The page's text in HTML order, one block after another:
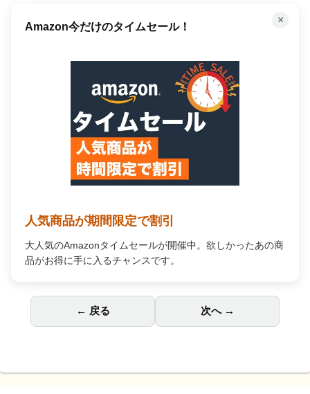
×
Amazon今だけのタイムセール！
人気商品が期間限定で割引
大人気のAmazonタイムセールが開催中。欲しかったあの商
品がお得に手に入るチャンスです。
← 戻る 次へ →